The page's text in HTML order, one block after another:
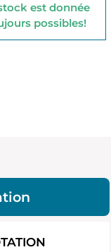
est donnée
possibles!